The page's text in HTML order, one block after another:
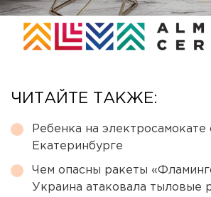
ЧИТАЙТЕ ТАКЖЕ:
Ребенка на электросамокате
Екатеринбурге
Чем опасны ракеты
Украина атаковала тыловые